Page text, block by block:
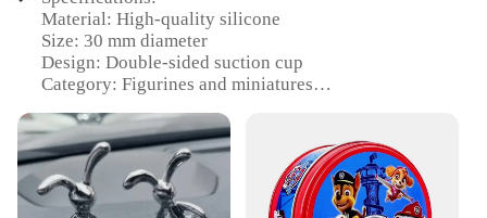
Material: High-quality silicone
Size: 30 mm diameter
Design: Double-sided suction cup
Category: Figurines and miniatures
Usage: Versatile for various surfaces
Features:
**Versatile Adhesion for Collectors and Artisans**